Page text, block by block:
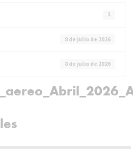
1
8 de julio de 2026
8 de julio de 2026